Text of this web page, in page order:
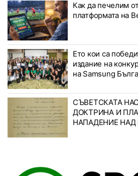
Как да печелим
платформата на
Ето кои са
издание на
на Samsung
СЪВЕТСКАТА
ДОКТРИНА И
НАПАДЕНИЕ НАД